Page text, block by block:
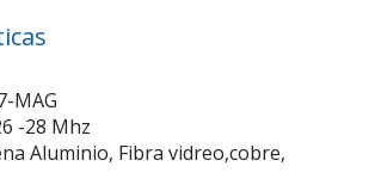
MAG
-28 Mhz
Aluminio, Fibra vidreo,cobre,